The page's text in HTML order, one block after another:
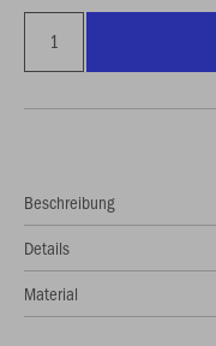
Beschreibung
Details
Material